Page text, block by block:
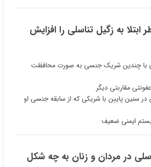
به زگیل تناسلی را افزایش
با چندین شریک جنسی به صورت محافظت
مقاربتی دیگر
سنین پایین با شریکی که از سابقه جنسی او
ایمنی ضعیف
در مردان و زنان به چه شکل